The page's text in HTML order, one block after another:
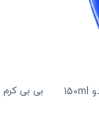
لوسیون ضد آفتاب شیسیدو 150ml
بی بی کرم SPF50 دفکتو 40ml